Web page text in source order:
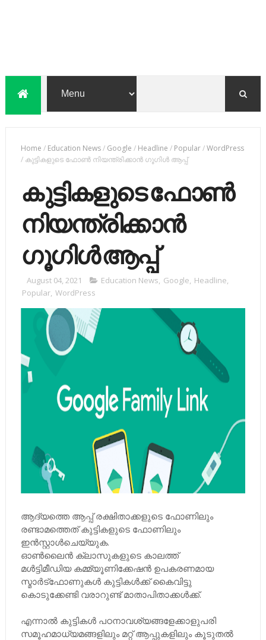
Home / Education News/ Google / Headline / Popular/WordPress
/ കുട്ടികളുടെ ഫോൺ നിയന്ത്രിക്കാൻ ഗൂഗിൾ ആപ്പ്
കുട്ടികളുടെ ഫോൺ
നിയന്ത്രിക്കാൻ
ഗൂഗിൾ ആപ്പ്
August 04, 2021 Education News, Google, Headline,
Popular, WordPress
ആദ്യത്തെ ആപ്പ് രക്ഷിതാക്കളുടെ ഫോണിലും
രണ്ടാമത്തെത് കുട്ടികളുടെ ഫോണിലും
ഇൻസ്റ്റാൾചെയ്യുക.
ഓൺലൈൻ ക്ലാസുകളുടെ കാലത്ത്
മൾട്ടിമീഡിയ കമ്മ്യൂണിക്കേഷൻ ഉപകരണമായ
സ്മാർട്ഫോണുകൾ കുട്ടികൾക്ക് കൈവിട്ടു
കൊടുക്കേണ്ടി വരാറുണ്ട് മാതാപിതാക്കൾക്ക്.
എന്നാൽ കുട്ടികൾ പഠനാവശ്യങ്ങളേക്കാളുപരി
സമൂഹമാധ്യമങ്ങളിലും മറ്റ് ആപ്പുകളിലും കൂടുതൽ